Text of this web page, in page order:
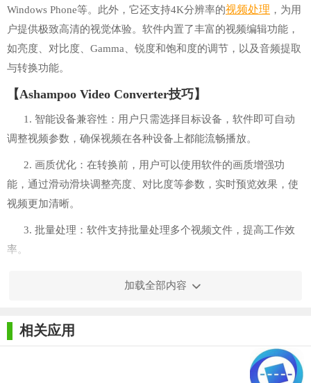
Windows Phone等。此外，它还支持4K分辨率的视频处理 ，为用
户提供极致高清的视觉体验。软件内置了丰富的视频编辑功能，
如亮度、对比度、Gamma、锐度和饱和度的调节，以及音频提取
与转换功能。
【Ashampoo Video Converter技巧】
1. 智能设备兼容性：用户只需选择目标设备，软件即可自动
调整视频参数，确保视频在各种设备上都能流畅播放。
2. 画质优化：在转换前，用户可以使用软件的画质增强功
能，通过滑动滑块调整亮度、对比度等参数，实时预览效果，使
视频更加清晰。
3. 批量处理：软件支持批量处理多个视频文件，提高工作效
率。
5. 视频合并：Ashampoo Video Converter允许用户将多个视频
合并为一个，方便制作视频合集。
加载全部内容
相关应用